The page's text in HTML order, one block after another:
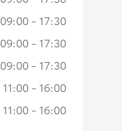
09:00 - 17:30
09:00 - 17:30
09:00 - 17:30
11:00 - 16:00
11:00 - 16:00